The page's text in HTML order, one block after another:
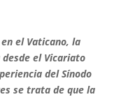
el Vaticano, la
el Vicariato
del Sínodo
se trata de que la